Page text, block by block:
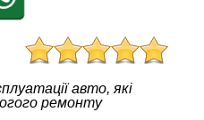
авто, які
ремонту